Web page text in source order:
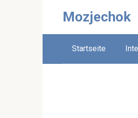
Mozjechok
Startseite